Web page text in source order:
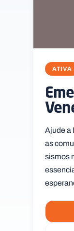
ATIVA
Ajude a
as
sismos